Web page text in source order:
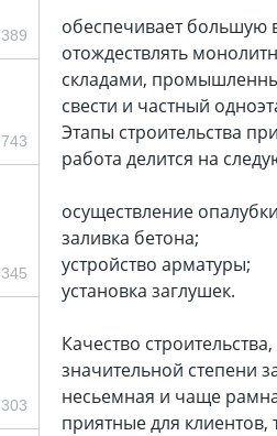
обеспечивает
отождествлять
складами,
свести и частный
Этапы строительства
работа делится на
осуществление
заливка бетона;
устройство арматуры;
установка заглушек.
Качество
значительной степени
несьемная и чаще
приятные для